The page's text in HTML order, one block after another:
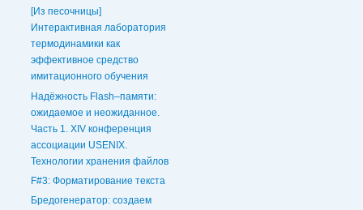
[Из песочницы]
Интерактивная лаборатория
термодинамики как
эффективное средство
имитационного обучения
Надёжность Flash–памяти:
ожидаемое и неожиданное.
Часть 1. XIV конференция
ассоциации USENIX.
Технологии хранения файлов
F#3: Форматирование текста
Бредогенератор: создаем